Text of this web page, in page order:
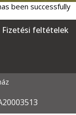
been successfully
Fizetési feltételek